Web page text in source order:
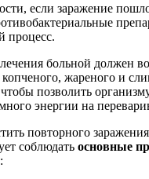
если заражение
процесс.
больной должен
копченого, жареного и
позволить
энергии на
повторного
соблюдать основные
: